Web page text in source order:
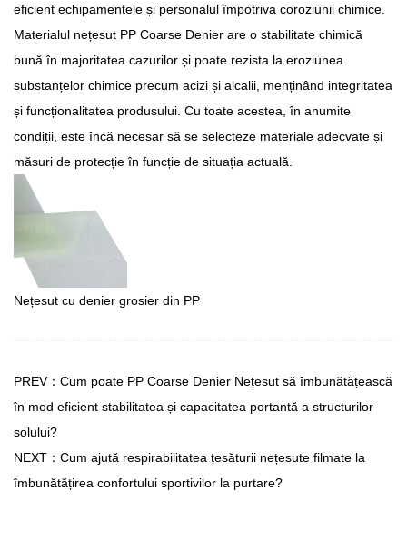
eficient echipamentele și personalul împotriva coroziunii chimice.
Materialul nețesut PP Coarse Denier are o stabilitate chimică
bună în majoritatea cazurilor și poate rezista la eroziunea
substanțelor chimice precum acizi și alcalii, menținând integritatea
și funcționalitatea produsului. Cu toate acestea, în anumite
condiții, este încă necesar să se selecteze materiale adecvate și
măsuri de protecție în funcție de situația actuală.
Nețesut cu denier grosier din PP
PREV：Cum poate PP Coarse Denier Nețesut să îmbunătățească
în mod eficient stabilitatea și capacitatea portantă a structurilor
solului?
NEXT：Cum ajută respirabilitatea țesăturii nețesute filmate la
îmbunătățirea confortului sportivilor la purtare?